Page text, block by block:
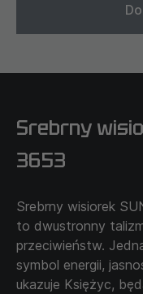
Srebrny
3653
Srebrny wisiorek
to dwustronny
przeciwieństw.
symbol energii,
ukazuje Księżyc,